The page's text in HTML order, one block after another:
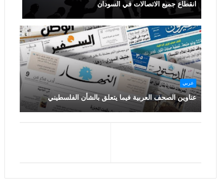
انقطاع جميع الاتصالات في السودان
عربي
عناوين الصحف العربية فيما يتعلق بالشأن الفلسطيني